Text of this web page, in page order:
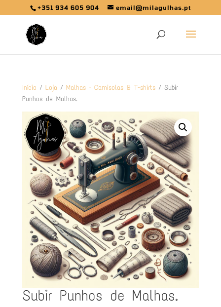
+351 934 605 904 email@milagulhas.pt
Início / Loja/ Malhas – Camisolas & T-shirts/ Subir
Punhos de Malhas.
Subir Punhos de Malhas.